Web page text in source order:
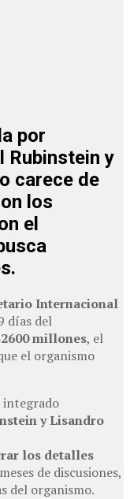
por
Rubinstein y
carece de
los
el
Internacional
días del
millones, el
el organismo
integrado
y Lisandro
los detalles
de discusiones,
del organismo.